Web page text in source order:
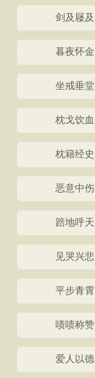
剑及屦及
暮夜怀金
坐戒垂堂
枕戈饮血
枕籍经史
恶意中伤
踣地呼天
见哭兴悲
平步青霄
啧啧称赞
爱人以德